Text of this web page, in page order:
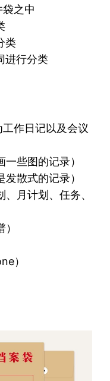
之中
类
进行分类
作日记以及会议
些图的记录）
散式的记录）
月计划、任务、
）